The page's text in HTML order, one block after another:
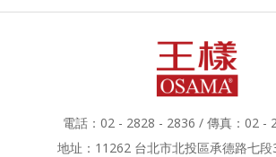
電話：02 - 2828 - 2836 / 傳真：02 -
地址：11262 台北市北投區承德路七